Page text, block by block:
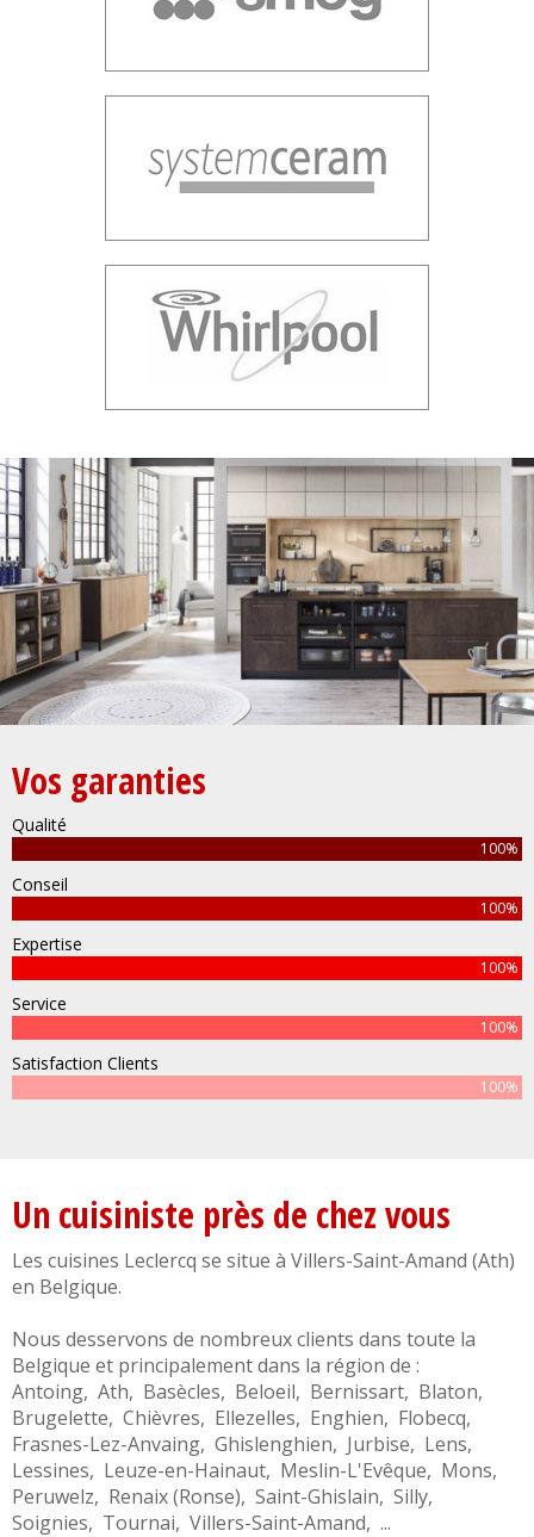
Vos garanties
Qualité
100%
Conseil
100%
Expertise
100%
Service
100%
Satisfaction Clients
100%
Un cuisiniste près de chez vous
Les cuisines Leclercq se situe à Villers-Saint-Amand (Ath)
en Belgique.
Nous desservons de nombreux clients dans toute la
Belgique et principalement dans la région de :
Antoing, Ath, Basècles, Beloeil, Bernissart, Blaton,
Brugelette, Chièvres, Ellezelles, Enghien, Flobecq,
Frasnes-Lez-Anvaing, Ghislenghien, Jurbise, Lens,
Lessines, Leuze-en-Hainaut, Meslin-L'Evêque, Mons,
Peruwelz, Renaix (Ronse), Saint-Ghislain, Silly,
Soignies, Tournai, Villers-Saint-Amand, ...